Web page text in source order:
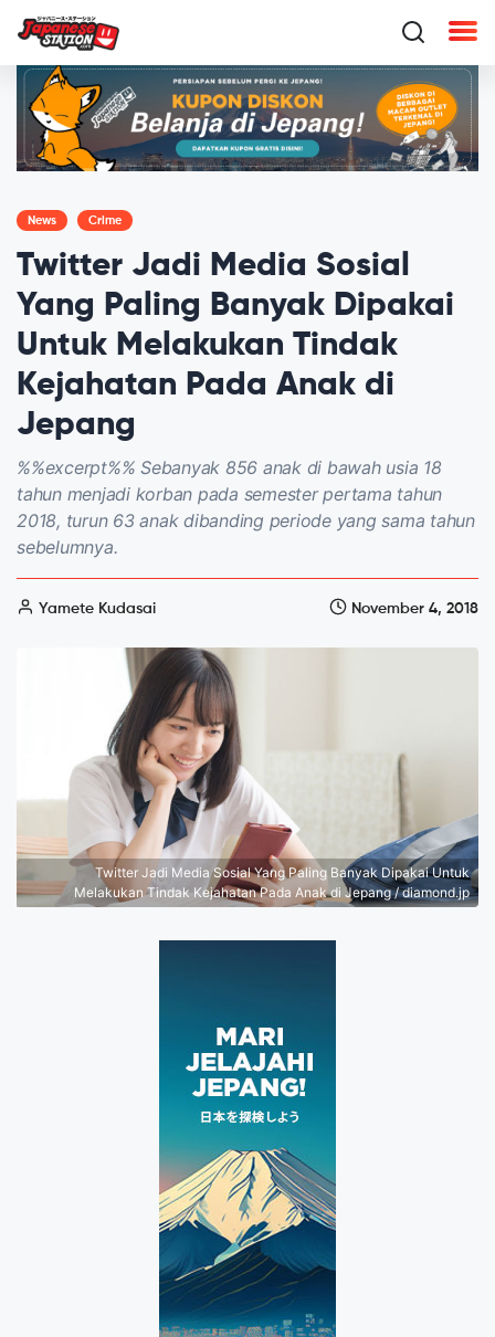
News Crime
Twitter Jadi Media Sosial
Yang Paling Banyak Dipakai
Untuk Melakukan Tindak
Kejahatan Pada Anak di
Jepang
%%excerpt%% Sebanyak 856 anak di bawah usia 18
tahun menjadi korban pada semester pertama tahun
2018, turun 63 anak dibanding periode yang sama tahun
sebelumnya.
Yamete Kudasai November 4, 2018
Twitter Jadi Media Sosial Yang Paling Banyak Dipakai Untuk
Melakukan Tindak Kejahatan Pada Anak di Jepang / diamond.jp